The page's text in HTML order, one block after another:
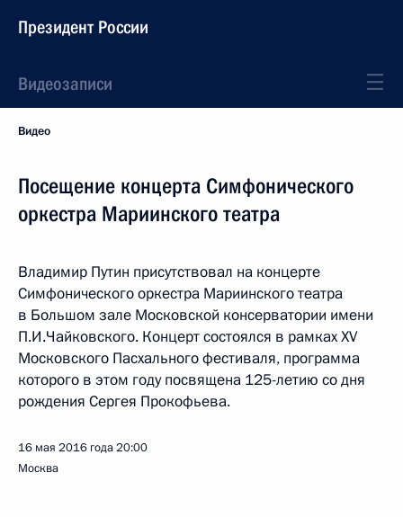
Президент России
Видеозаписи
Видео
Посещение концерта Симфонического
оркестра Мариинского театра
Владимир Путин присутствовал на концерте
Симфонического оркестра Мариинского театра
в Большом зале Московской консерватории имени
П.И.Чайковского. Концерт состоялся в рамках XV
Московского Пасхального фестиваля, программа
которого в этом году посвящена 125-летию со дня
рождения Сергея Прокофьева.
16 мая 2016 года20:00
Москва